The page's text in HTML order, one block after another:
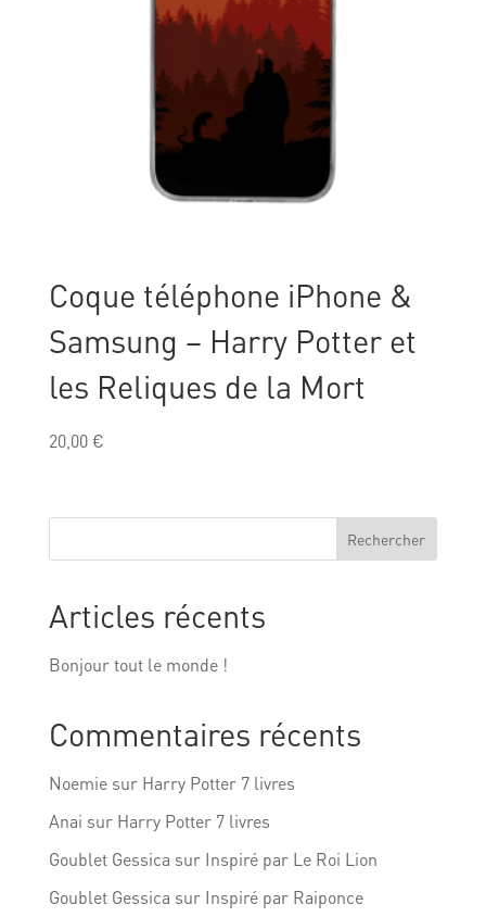
Coque téléphone iPhone &
Samsung – Harry Potter et
les Reliques de la Mort
20,00€
Rechercher
Articles récents
Bonjour tout le monde !
Commentaires récents
Noemiesur Harry Potter 7 livres
Anai sur Harry Potter 7 livres
Goublet Gessica sur Inspiré par Le Roi Lion
Goublet Gessica sur Inspiré par Raiponce